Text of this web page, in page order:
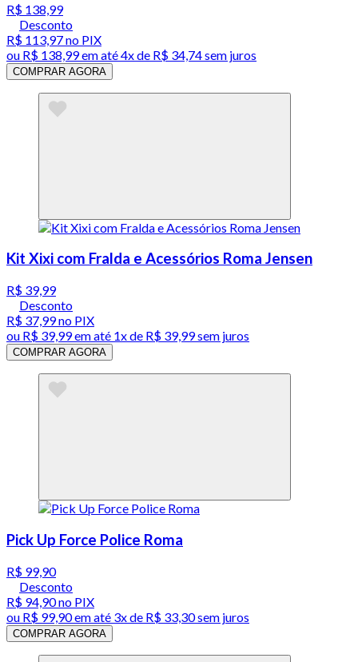
R$ 138,99
Desconto
R$ 113,97no PIX
ou R$ 138,99em até4x de R$ 34,74 sem juros
COMPRAR AGORA
Kit Xixi com Fralda e Acessórios Roma Jensen
R$ 39,99
Desconto
R$ 37,99no PIX
ou R$ 39,99em até 1x de R$ 39,99sem juros
COMPRAR AGORA
Pick Up Force Police Roma
R$ 99,90
Desconto
R$ 94,90no PIX
ou R$ 99,90em até 3x de R$ 33,30 sem juros
COMPRAR AGORA